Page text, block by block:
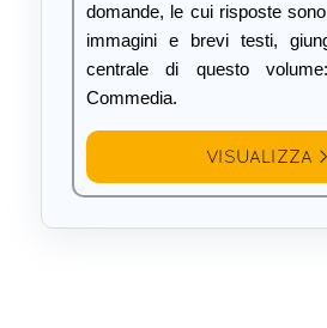
domande, le cui risposte
immagini e brevi testi,
centrale di questo
Commedia.
VISUALIZZA >